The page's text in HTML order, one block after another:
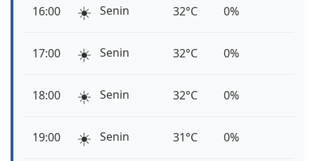
16:00 ☀️ Senin 32°C 0%
17:00 ☀️ Senin 32°C 0%
18:00 ☀️ Senin 32°C 0%
19:00 ☀️ Senin 31°C 0%